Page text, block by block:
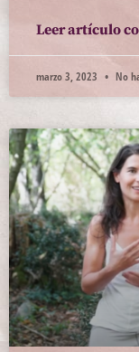
Leer artículo
marzo 3, 2023 No